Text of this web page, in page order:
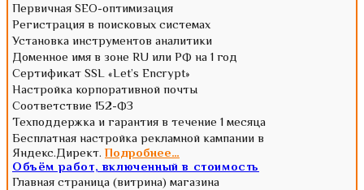
Первичная SEO-оптимизация
Регистрация в поисковых системах
Установка инструментов аналитики
Доменное имя в зоне RU или РФ на 1 год
Сертификат SSL «Let’s Encrypt»
Настройка корпоративной почты
Соответствие 152-ФЗ
Техподдержка и гарантия в течение 1 месяца
Бесплатная настройка рекламной кампании в
Яндекс.Директ. Подробнее…
Объём работ, включенный в стоимость
Главная страница (витрина) магазина